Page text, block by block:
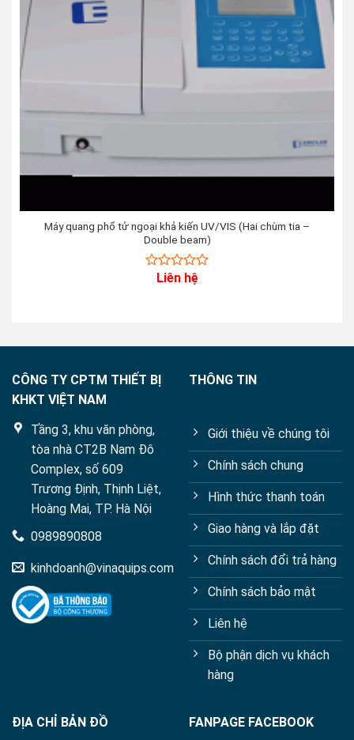
Máy quang phổ tử ngoại khả kiến UV/VIS (Hai chùm tia –
Double beam)
Liên hệ
CÔNG TY CPTM THIẾT BỊ
KHKT VIỆT NAM
Tầng 3, khu văn phòng,
tòa nhà CT2B Nam Đô
Complex, số 609
Trương Định, Thịnh Liệt,
Hoàng Mai, TP. Hà Nội
0989890808
kinhdoanh@vinaquips.com
THÔNG TIN
Giới thiệu về chúng tôi
Chính sách chung
Hình thức thanh toán
Giao hàng và lắp đặt
Chính sách đổi trả hàng
Chính sách bảo mật
Liên hệ
Bộ phận dịch vụ khách
hàng
ĐỊA CHỈ BẢN ĐỒ FANPAGE FACEBOOK